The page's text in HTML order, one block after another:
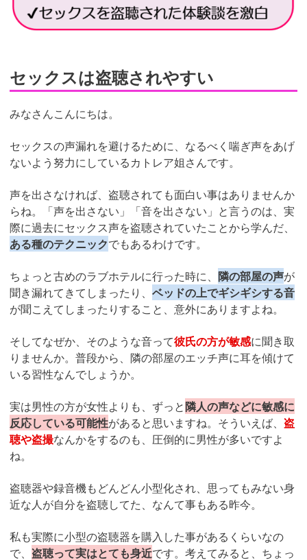
セックスは盗聴されやすい
みなさんこんにちは。
セックスの声漏れを避けるために、なるべく喘ぎ声をあげ
ないよう努力にしているカトレア姐さんです。
声を出さなければ、盗聴されても面白い事はありませんか
らね。「声を出さない」「音を出さない」と言うのは、実
際に過去にセックス声を盗聴されていたことから学んだ、
ある種のテクニックでもあるわけです。
ちょっと古めのラブホテルに行った時に、 隣の部屋の声が
聞き漏れてきてしまったり、 ベッドの上でギシギシする音
が聞こえてしまったりすること、意外にありますよね。
そしてなぜか、そのような音って彼氏の方が敏感に聞き取
りませんか。普段から、隣の部屋のエッチ声に耳を傾けて
いる習性なんでしょうか。
実は男性の方が女性よりも、ずっと隣人の声などに敏感に
反応している可能性があると思いますね。そういえば、 盗
聴や盗撮なんかをするのも、圧倒的に男性が多いですよ
ね。
盗聴器や録音機もどんどん小型化され、思ってもみない身
近な人が自分を盗聴してた、なんて事もある昨今。
私も実際に小型の盗聴器を購入した事があるくらいなの
で、 盗聴って実はとても身近です。考えてみると、ちょっ